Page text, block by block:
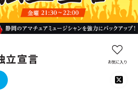
立宣言 お気に入り